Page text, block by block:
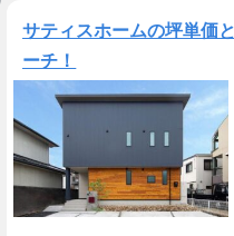
サティスホームの坪単価
ーチ！